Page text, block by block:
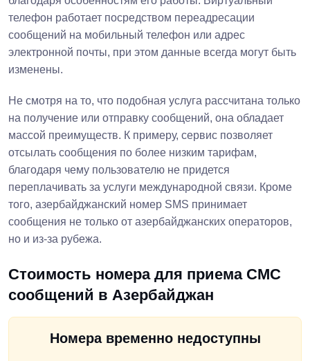
телефон работает посредством переадресации
сообщений на мобильный телефон или адрес
электронной почты, при этом данные всегда могут быть
изменены.
Не смотря на то, что подобная услуга рассчитана только
на получение или отправку сообщений, она обладает
массой преимуществ. К примеру, сервис позволяет
отсылать сообщения по более низким тарифам,
благодаря чему пользователю не придется
переплачивать за услуги международной связи. Кроме
того, азербайджанский номер SMS принимает
сообщения не только от азербайджанских операторов,
но и из-за рубежа.
Стоимость номера для приема СМС
сообщений в Азербайджан
Номера временно недоступны